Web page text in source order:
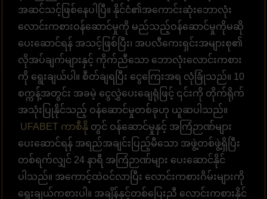
အဆင်သင့်ဖြစ်နေပါပြီ။ နိုင်ငံ၏အကောင်းဆုံးဘောလုံး
လောင်းကစားဝန်ဆောင်မှုကို မည်သည့်ဝန်ဆောင်မှုကိုမဆို
ပေးဆောင်ရန် အသင့်ဖြစ်ပြီး၊ အပလီကေးရှင်းအများစု၏
လိုအပ်ချက်များနှင့် ကိုက်ညီသော ဘောလုံးလောင်းကစား
ကို ရွေးချယ်ပါ။ စီတ်ချရပြီး ငွေကြေးအရ လုံခြုံသည်။ 10
စက္ကန့်အတွင်း အခမဲ့ ငွေလွှဲပေးချေရုံဖြင့် ၎င်းကို တိုက်ရိုက်
အသုံးပြုနိုင်သည့် ဝန်ဆောင်မှုတစ်ခုဟု ယူဆပါသည်။
UFABET ကာစီနို တွင် ဝန်ဆောင်မှုနှင့် အကြံဉာဏ်များ
ပေးဆောင်ရန် အရည်အချင်းပြည့်မီသော အဖွဲ့တစ်ဖွဲ့ရှိပြီး
တစ်ရက်လျှင် 24 နာရီ အကြံဉာဏ်များ ပေးဆောင်နိုင်
ပါသည်။ အကောင့်ထဲဝင်လာပြီး လောင်းကစားဂိမ်းများကို
ရွေးချယ်ကစားပါ။ အချိန်နှင့်တစ်ပြေးညီ လောင်းကစားနိုင်